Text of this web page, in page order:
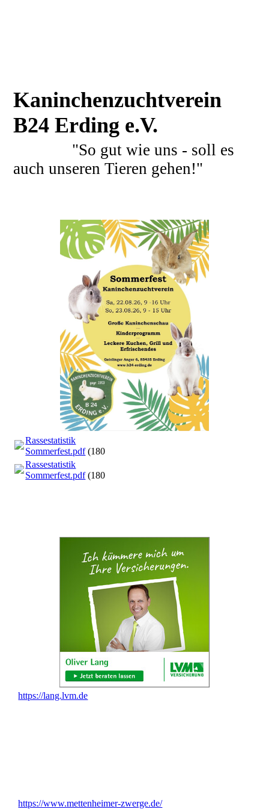
Kaninchenzuchtverein
B24 Erding e.V.
"So gut wie uns - soll es
auch unseren Tieren gehen!"
Rassestatistik
Sommerfest.pdf(180.65KB)
Rassestatistik
Sommerfest.pdf(180.65KB)
https://lang.lvm.de
https://www.mettenheimer-zwerge.de/